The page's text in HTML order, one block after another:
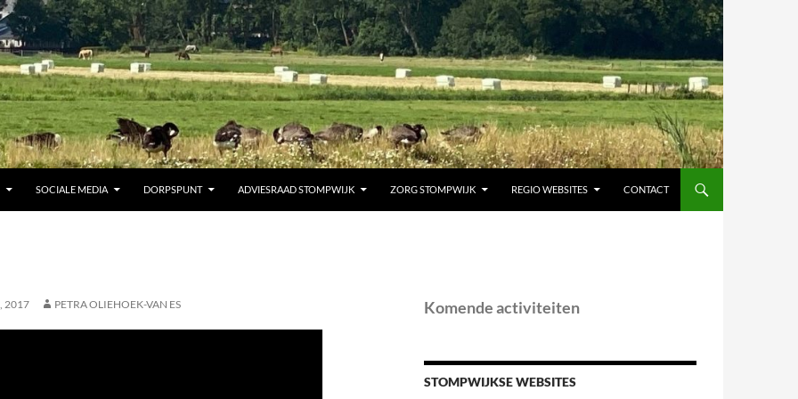
SOCIALE MEDIA DORPSPUNT ADVIESRAAD STOMPWIJK ZORG STOMPWIJK REGIO WEBSITES CONTACT
2017 PETRA OLIEHOEK-VAN ES Komende activiteiten
STOMPWIJKSE WEBSITES